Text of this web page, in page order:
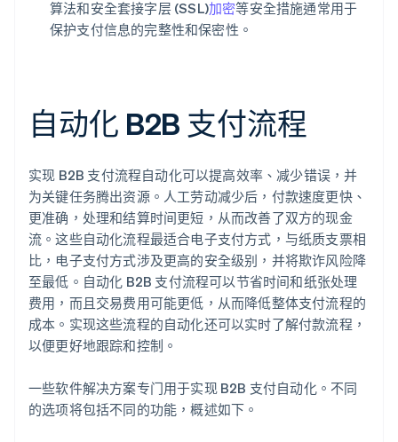
算法和安全套接字层 (SSL)加密等安全措施通常用于
保护支付信息的完整性和保密性。
自动化 B2B 支付流程
实现 B2B 支付流程自动化可以提高效率、减少错误，并
为关键任务腾出资源。人工劳动减少后，付款速度更快、
更准确，处理和结算时间更短，从而改善了双方的现金
流。这些自动化流程最适合电子支付方式，与纸质支票相
比，电子支付方式涉及更高的安全级别，并将欺诈风险降
至最低。自动化 B2B 支付流程可以节省时间和纸张处理
费用，而且交易费用可能更低，从而降低整体支付流程的
成本。实现这些流程的自动化还可以实时了解付款流程，
以便更好地跟踪和控制。
一些软件解决方案专门用于实现 B2B 支付自动化。不同
的选项将包括不同的功能，概述如下。